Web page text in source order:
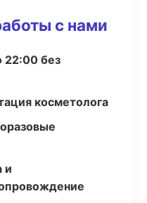
с нами
22:00 без
косметолога
и